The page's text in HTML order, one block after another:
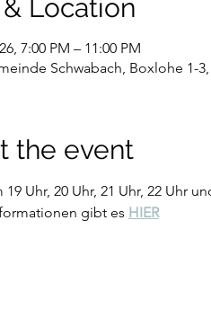
& Location
7:00 PM – 11:00 PM
Schwabach, Boxlohe 1-
the event
19 Uhr, 20 Uhr, 21 Uhr, 22 Uhr
gibt es HIER